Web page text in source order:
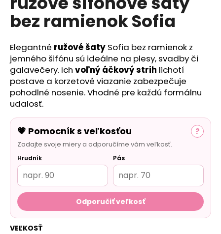
bez ramienok Sofia
Elegantné ružové šaty Sofia bez ramienok z
jemného šifónu sú ideálne na plesy, svadby či
galavečery. Ich voľný áčkový strih lichotí
postave a korzetové viazanie zabezpečuje
pohodlné nosenie. Vhodné pre každú formálnu
udalosť.
💗 Pomocník s veľkosťou ?
Zadajte svoje miery a odporučíme vám veľkosť.
Hrudník Pás
Odporučiť veľkosť
VEĽKOSŤ
a
m